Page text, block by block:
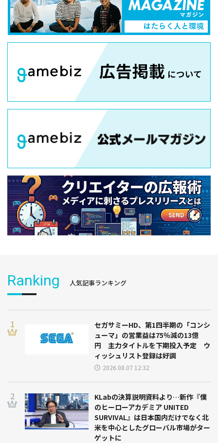
Ranking 人気記事ランキング
セガサミーHD、第1四半期の「コンシ
ューマ」の営業益は75％減の13億
円 主力タイトルを下期投入予定 ウ
ィッシュリスト登録は好調
2026.08.07 12:32
KLabの決算説明資料より…新作『僕
のヒーローアカデミア UNITED
SURVIVAL』は日本国内だけでなく北
米を中心としたグローバル市場がター
ゲットに